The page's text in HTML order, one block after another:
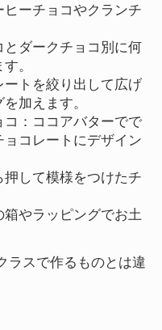
ーチョコやクランチ
とダークチョコ別に何
。
トを絞り出して広げ
加えます。
：ココアバターでで
コレートにデザイン
して模様をつけたチ
やラッピングでお土
ラスで作るものとは違